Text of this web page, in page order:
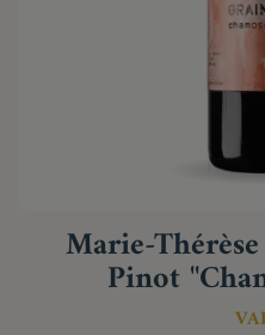
Marie-
Pinot